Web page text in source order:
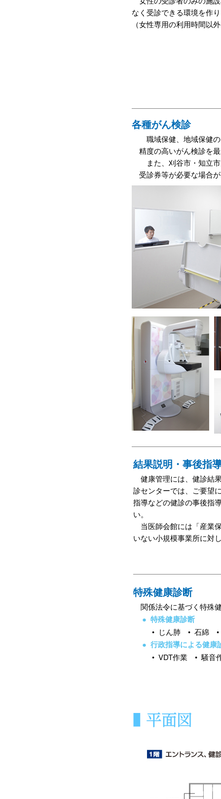
なく受診できる環境を作
（女性専用の利用時間以
各種がん検診
職域保健、地域保健
精度の高いがん検診を
また、刈谷市・知立
受診券等が必要な場合
結果説明・事後指
健康管理には、健診結
診センターでは、ご要望
指導などの健診の事後指
い。
当医師会館には「産業
いない小規模事業所に対
特殊健康診断
関係法令に基づく特殊
● 特殊健康診断
• じん肺 • 石綿 •
● 行政指導による健康
• VDT作業 • 騒音